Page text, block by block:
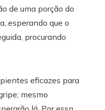
de uma porção do
esperando que o
procurando
eficazes para
mesmo